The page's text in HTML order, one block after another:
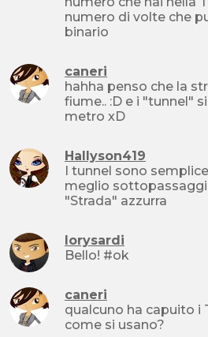
numero di volte che
binario
caneri
hahha penso che la
fiume.. :D e i "tunnel"
metro xD
Hallyson419
I tunnel sono
meglio sottopassaggi
"Strada" azzurra
lorysardi
Bello! #ok
caneri
qualcuno ha capuito i
come si usano?